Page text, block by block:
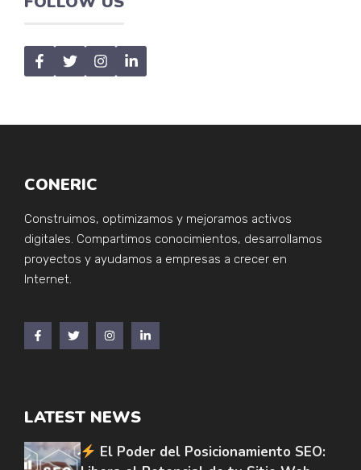
CONERIC
Construimos, optimizamos y mejoramos activos
digitales. Compartimos conocimientos, desarrollamos
proyectos y ayudamos a empresas a crecer en
Internet.
LATEST NEWS
El Poder del Posicionamiento SEO: